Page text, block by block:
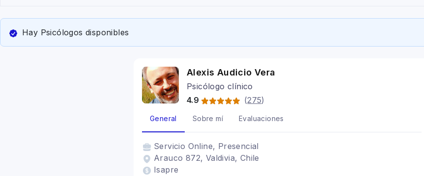
Hay Psicólogos disponibles
Alexis Audicio Vera
Psicólogo clínico
4.9
(275)
General Sobre mí Evaluaciones
Servicio Online, Presencial
Arauco 872, Valdivia, Chile
Isapre